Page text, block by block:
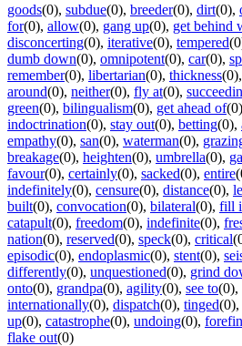
goods(0), subdue(0), breeder(0), dirt(0),
for(0), allow(0), gang up(0), get behind
disconcerting(0), iterative(0), tempered
dumb down(0), omnipotent(0), car(0),
remember(0), libertarian(0), thickness(0),
around(0), neither(0), fly at(0),
green(0), bilingualism(0), get ahead of(0)
indoctrination(0), stay out(0), betting(0),
empathy(0), san(0), waterman(0),
breakage(0), heighten(0), umbrella(0),
favour(0), certainly(0), sacked(0), entire
indefinitely(0), censure(0), distance(0),
built(0), convocation(0), bilateral(0), fill
catapult(0), freedom(0), indefinite(0),
nation(0), reserved(0), speck(0), critical
episodic(0), endoplasmic(0), stent(0),
differently(0), unquestioned(0), grind
onto(0), grandpa(0), agility(0), see to(0),
internationally(0), dispatch(0), tinged(0),
up(0), catastrophe(0), undoing(0),
flake out(0)